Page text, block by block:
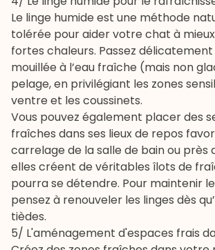
Le linge humide est une méthode
tolérée pour aider votre chat à
fortes chaleurs. Passez
mouillée à l’eau fraîche (mais non
pelage, en privilégiant les zones
ventre et les coussinets.
Vous pouvez également placer des
fraîches dans ses lieux de repos
carrelage de la salle de bain ou près
elles créent de véritables îlots de
pourra se détendre. Pour maintenir
pensez à renouveler les linges dès
tièdes.
5/ L'aménagement d'espaces frais